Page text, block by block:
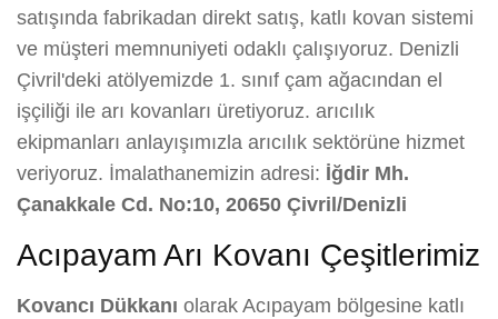
satışında fabrikadan direkt satış, katlı kovan sistemi
ve müşteri memnuniyeti odaklı çalışıyoruz. Denizli
Çivril'deki atölyemizde 1. sınıf çam ağacından el
işçiliği ile arı kovanları üretiyoruz. arıcılık
ekipmanları anlayışımızla arıcılık sektörüne hizmet
veriyoruz. İmalathanemizin adresi: İğdir Mh.
Çanakkale Cd. No:10, 20650 Çivril/Denizli
Acıpayam Arı Kovanı Çeşitlerimiz
Kovancı Dükkanı olarak Acıpayam bölgesine katlı